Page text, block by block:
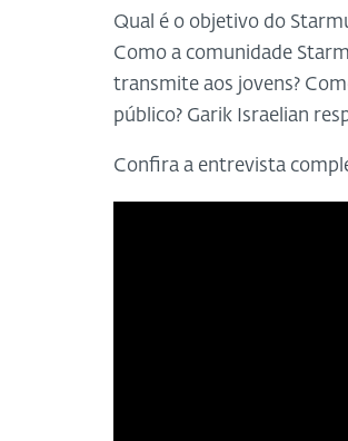
Qual é o objetivo do
Como a comunidade
transmite aos jovens?
público? Garik Israelian
Confira a entrevista